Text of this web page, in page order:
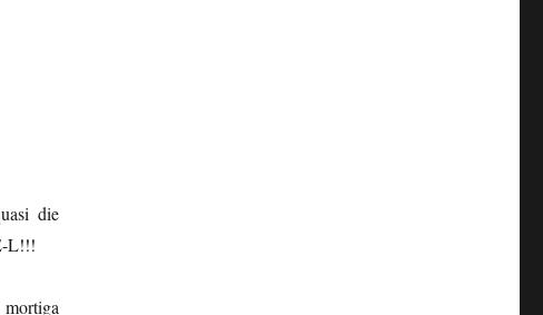
die
L!!!